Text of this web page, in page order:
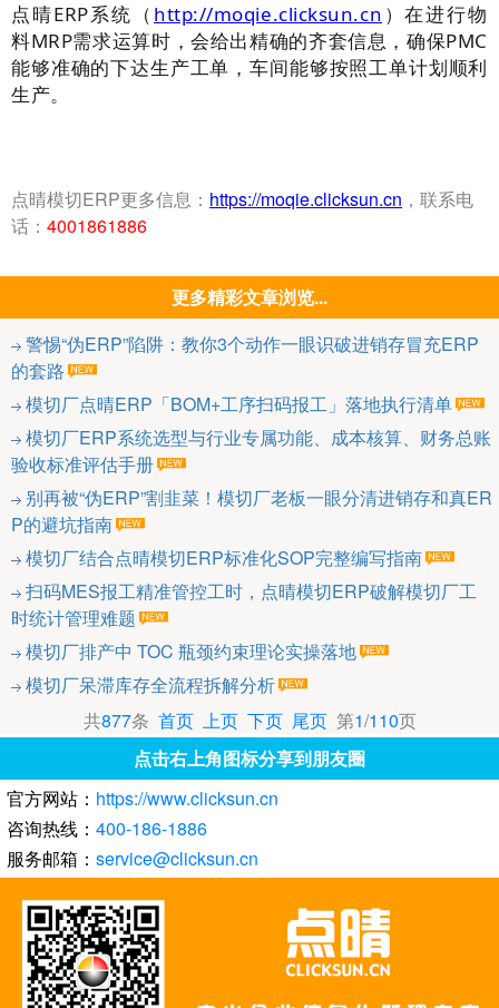
点晴ERP系统（ http://moqie.clicksun.cn ）在进行物
料MRP需求运算时，会给出精确的齐套信息，确保PMC
能够准确的下达生产工单，车间能够按照工单计划顺利
生产。
点晴模切ERP更多信息： https://moqie.clicksun.cn ，联系电
话： 4001861886
更多精彩文章浏览...
警惕“伪ERP”陷阱：教你3个动作一眼识破进销存冒充ERP
的套路
模切厂点晴ERP「BOM+工序扫码报工」落地执行清单
模切厂ERP系统选型与行业专属功能、成本核算、财务总账
验收标准评估手册
别再被“伪ERP”割韭菜！模切厂老板一眼分清进销存和真ER
P的避坑指南
模切厂结合点晴模切ERP标准化SOP完整编写指南
扫码MES报工精准管控工时，点晴模切ERP破解模切厂工
时统计管理难题
模切厂排产中 TOC 瓶颈约束理论实操落地
模切厂呆滞库存全流程拆解分析
共877条 首页 上页 下页 尾页第1/110页
点击右上角图标分享到朋友圈
官方网站： https://www.clicksun.cn
咨询热线： 400-186-1886
服务邮箱： service@clicksun.cn